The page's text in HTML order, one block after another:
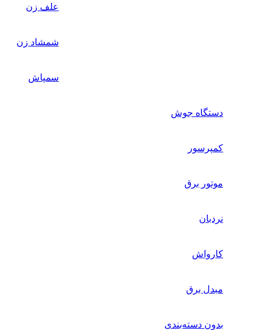
علف زن
شمشاد زن
سمپاش
دستگاه جوش
کمپرسور
موتور برق
نردبان
کارواش
مبدل برق
بدون دسته‌بندی